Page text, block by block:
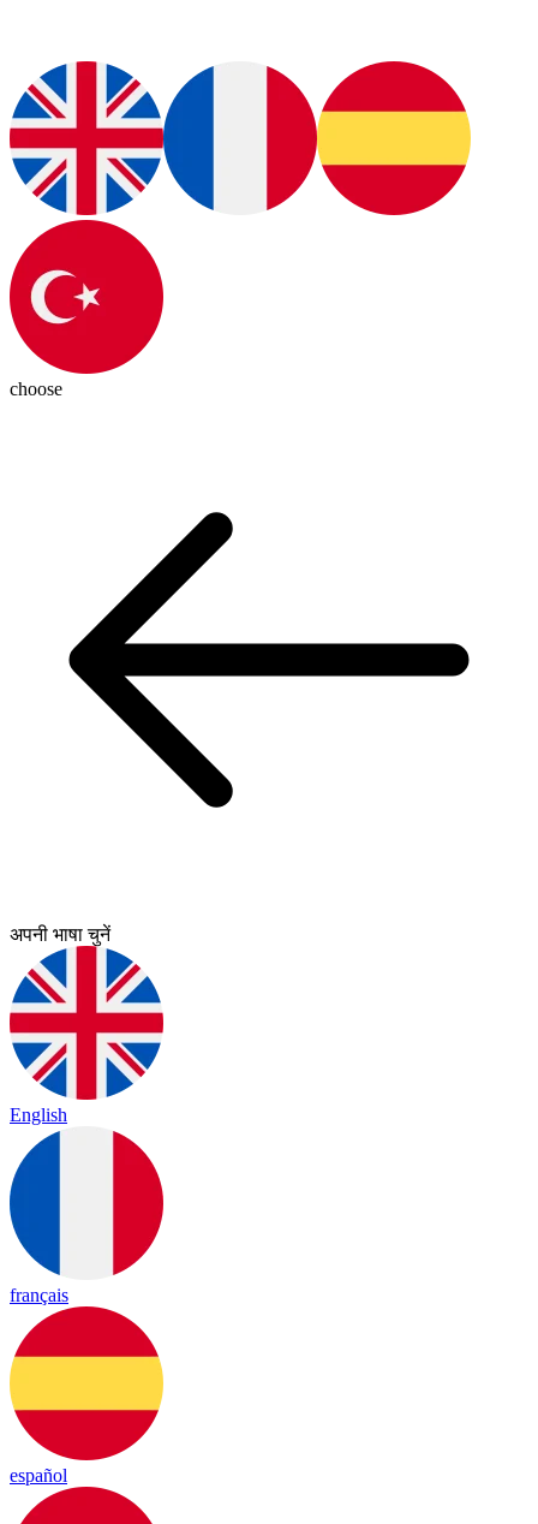
choose
अपनी भाषा चुनें
English
français
español